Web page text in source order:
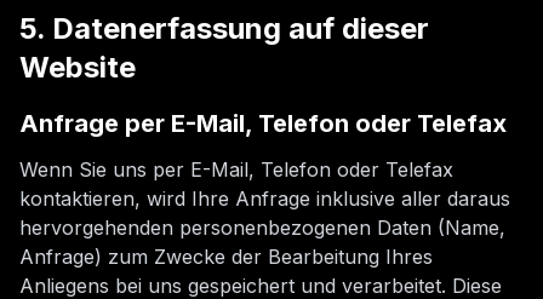
5. Datenerfassung auf dieser
Website
Anfrage per E-Mail, Telefon oder Telefax
Wenn Sie uns per E-Mail, Telefon oder Telefax
kontaktieren, wird Ihre Anfrage inklusive aller daraus
hervorgehenden personenbezogenen Daten (Name,
Anfrage) zum Zwecke der Bearbeitung Ihres
Anliegens bei uns gespeichert und verarbeitet. Diese